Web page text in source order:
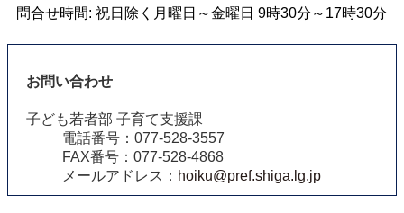
問合せ時間: 祝日除く月曜日～金曜日 9時30分～17時30分
お問い合わせ
子ども若者部 子育て支援課
電話番号：077-528-3557
FAX番号：077-528-4868
メールアドレス： hoiku@pref.shiga.lg.jp